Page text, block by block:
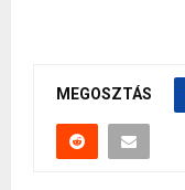
MEGOSZTÁS